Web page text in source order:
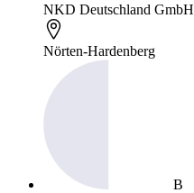
NKD Deutschland GmbH
Nörten-Hardenberg
B